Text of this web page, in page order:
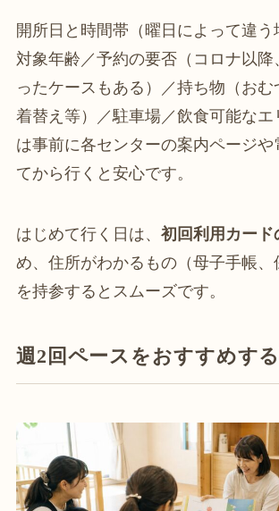
開所日と時間帯（曜日によって違う
対象年齢／予約の要否（コロナ以降
ったケースもある）／持ち物（おむ
着替え等）／駐車場／飲食可能なエ
は事前に各センターの案内ページや
てから行くと安心です。
はじめて行く日は、 初回利用カード
め、住所がわかるもの（母子手帳、
を持参するとスムーズです。
週2回ペースをおすすめす